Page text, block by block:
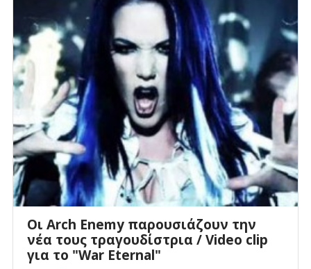
Οι Arch Enemy παρουσιάζουν την
νέα τους τραγουδίστρια / Video clip
για το "War Eternal"